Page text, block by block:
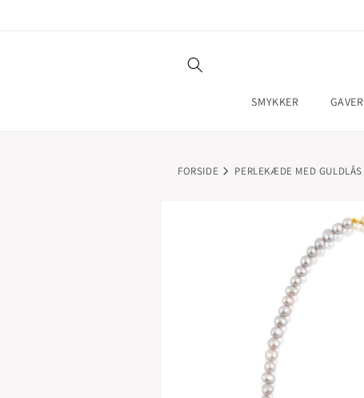
SMYKKER GAVER
FORSIDE PERLEKÆDE MED GULDLÅS